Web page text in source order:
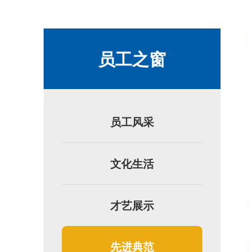
员工之窗
员工风采
文化生活
才艺展示
先进典范